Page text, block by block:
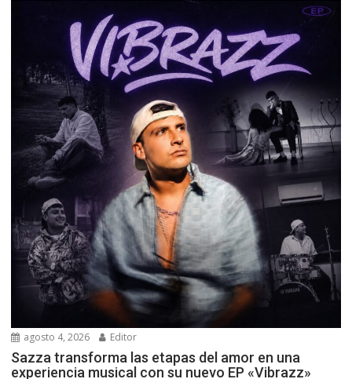
agosto 4, 2026 Editor
Sazza transforma las etapas del amor en una
experiencia musical con su nuevo EP «Vibrazz»